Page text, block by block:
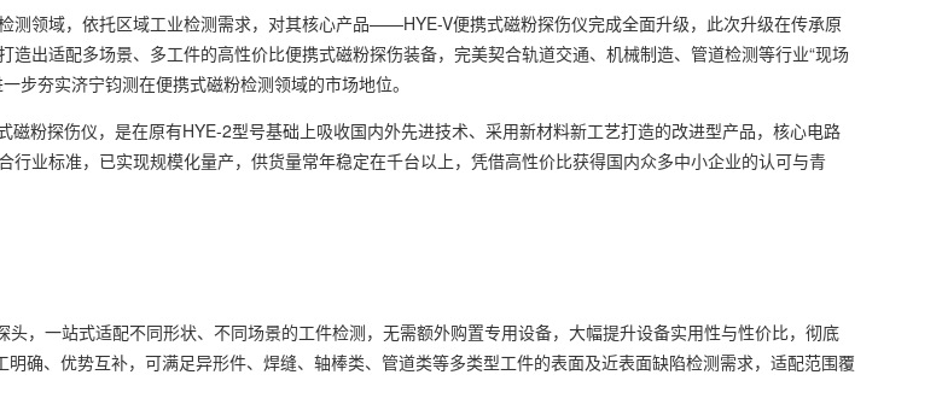
测领域，依托区域工业检测需求，对其核心产品——HYE-V便携式磁粉探伤仪完成全面升级，此次升级在传承原
出适配多场景、多工件的高性价比便携式磁粉探伤装备，完美契合轨道交通、机械制造、管道检测等行业“现场
步夯实济宁钧测在便携式磁粉检测领域的市场地位。
粉探伤仪，是在原有HYE-2型号基础上吸收国内外先进技术、采用新材料新工艺打造的改进型产品，核心电路
业标准，已实现规模化量产，供货量常年稳定在千台以上，凭借高性价比获得国内众多中小企业的认可与青
，一站式适配不同形状、不同场景的工件检测，无需额外购置专用设备，大幅提升设备实用性与性价比，彻底
确、优势互补，可满足异形件、焊缝、轴棒类、管道类等多类型工件的表面及近表面缺陷检测需求，适配范围覆